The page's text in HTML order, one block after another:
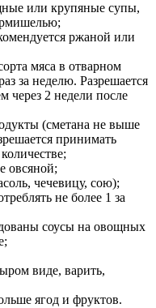
или крупяные супы,
ржаной или
мяса в отварном
за неделю. Разрешается
через 2 недели после
(сметана не выше
принимать
овсяной;
чечевицу, сою);
не более 1 за
соусы на овощных
виде, варить,
ягод и фруктов.